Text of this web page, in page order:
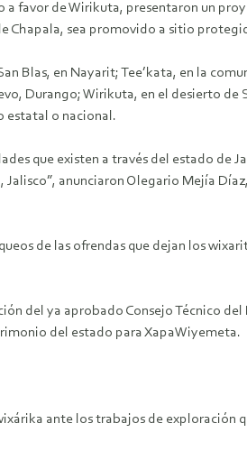
favor de Wirikuta, presentaron un
Chapala, sea promovido a sitio
Blas, en Nayarit; Tee’kata, en la
Durango; Wirikuta, en el desierto de
estatal o nacional.
que existen a través del estado de
anunciaron Olegario Mejía
de las ofrendas que dejan los
del ya aprobado Consejo Técnico
del estado para XapaWiyemeta.
ante los trabajos de exploración